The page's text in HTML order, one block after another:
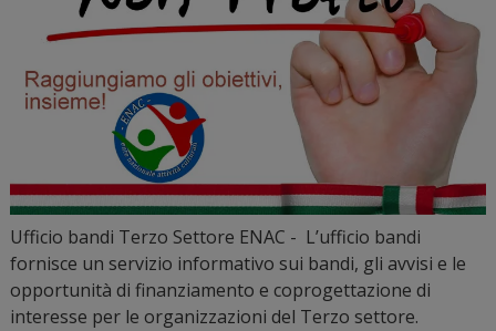
Ufficio bandi Terzo Settore ENAC - L’ufficio bandi
fornisce un servizio informativo sui bandi, gli avvisi e le
opportunità di finanziamento e coprogettazione di
interesse per le organizzazioni del Terzo settore.